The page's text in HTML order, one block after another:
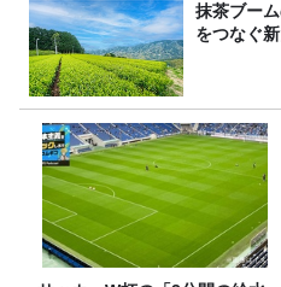
抹茶ブー
をつなぐ